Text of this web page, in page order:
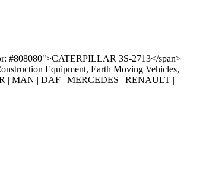
#808080">CATERPILLAR 3S-2713</span>
Equipment, Earth Moving Vehicles,
| MAN | DAF | MERCEDES | RENAULT |